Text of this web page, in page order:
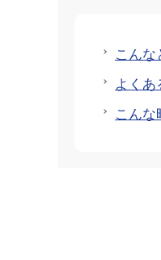
こん
よくあ
こんな